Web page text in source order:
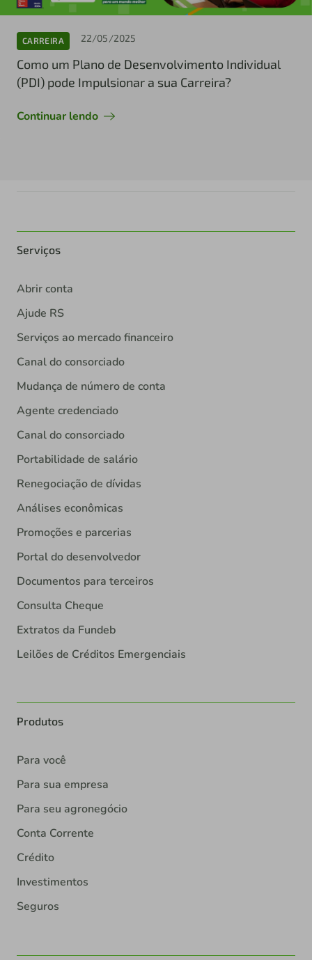
CARREIRA 22/05/2025
Como um Plano de Desenvolvimento Individual
(PDI) pode Impulsionar a sua Carreira?
Continuar lendo
Serviços
Abrir conta
Ajude RS
Serviços ao mercado financeiro
Canal do consorciado
Mudança de número de conta
Agente credenciado
Canal do consorciado
Portabilidade de salário
Renegociação de dívidas
Análises econômicas
Promoções e parcerias
Portal do desenvolvedor
Documentos para terceiros
Consulta Cheque
Extratos da Fundeb
Leilões de Créditos Emergenciais
Produtos
Para você
Para sua empresa
Para seu agronegócio
Conta Corrente
Crédito
Investimentos
Seguros